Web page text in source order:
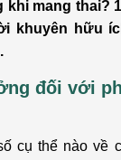
khi mang thai?
khuyên hữu
đối với
cụ thể nào về